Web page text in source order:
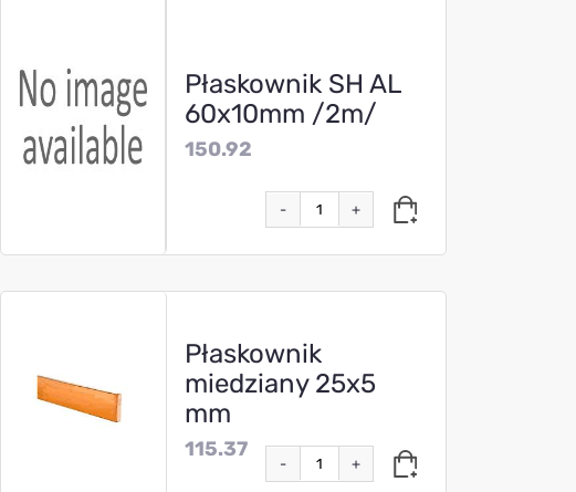
Płaskownik SH AL
60x10mm /2m/
150.92
- +
Płaskownik
miedziany 25x5
mm
115.37
- +